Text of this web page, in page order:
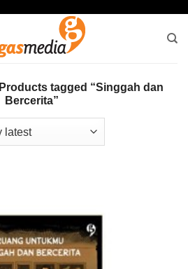
Products tagged “Singgah dan
Bercerita”